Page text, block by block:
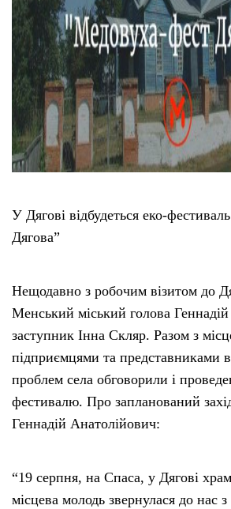
Контакти
Рекламні прайси
Підтримати «місцевих»
Редакційна політика
У Дягові відбудеться еко-
Дягова”
Нещодавно з робочим візитом до
Менський міський голова
заступник Інна Скляр. Разом з
підприємцями та представниками
проблем села обговорили і
фестивалю. Про запланований
Геннадій Анатолійович:
“19 серпня, на Спаса, у Дягові
місцева молодь звернулася до нас